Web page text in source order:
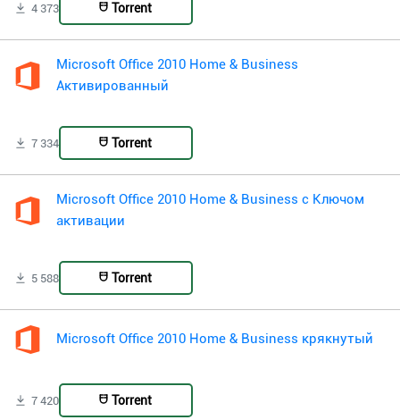
4 373 Torrent
Microsoft Office 2010 Home & Business
Активированный
7 334 Torrent
Microsoft Office 2010 Home & Business с Ключом
активации
5 588 Torrent
Microsoft Office 2010 Home & Business крякнутый
7 420 Torrent